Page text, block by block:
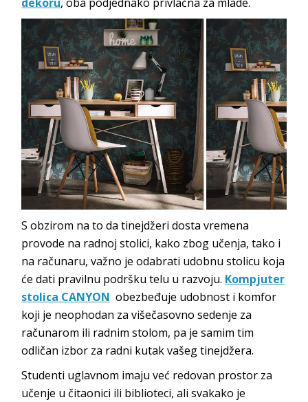
S obzirom na to da tinejdžeri dosta vremena
provode na radnoj stolici, kako zbog učenja, tako i
na računaru, važno je odabrati udobnu stolicu koja
će dati pravilnu podršku telu u razvoju. Kompjuter
stolica CANYON obezbeđuje udobnost i komfor
koji je neophodan za višečasovno sedenje za
računarom ili radnim stolom, pa je samim tim
odličan izbor za radni kutak vašeg tinejdžera.
Studenti uglavnom imaju već redovan prostor za
učenje u čitaonici ili biblioteci, ali svakako je